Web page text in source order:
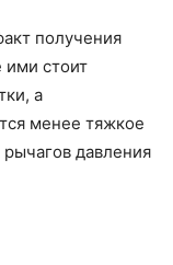
получения
ими стоит
а
менее тяжкое
рычагов давления